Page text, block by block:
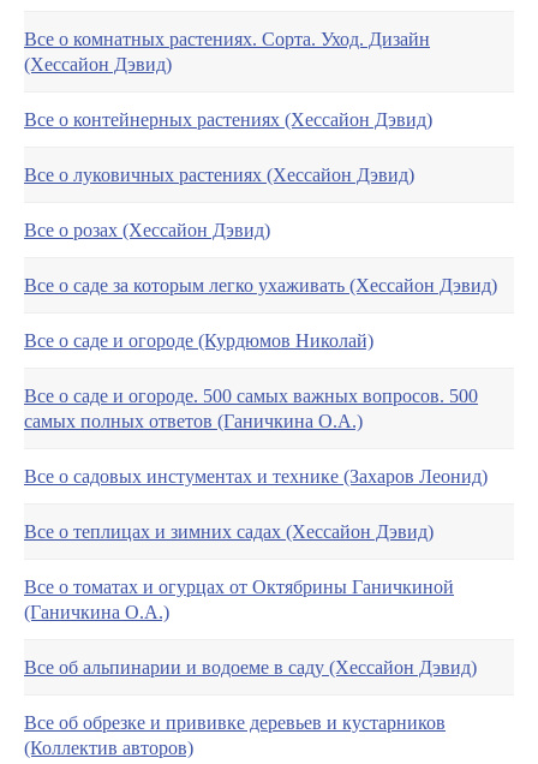
Все о комнатных растениях. Сорта. Уход. Дизайн
(Хессайон Дэвид)
Все о контейнерных растениях (Хессайон Дэвид)
Все о луковичных растениях (Хессайон Дэвид)
Все о розах (Хессайон Дэвид)
Все о саде за которым легко ухаживать (Хессайон Дэвид)
Все о саде и огороде (Курдюмов Николай)
Все о саде и огороде. 500 самых важных вопросов. 500
самых полных ответов (Ганичкина О.А.)
Все о садовых инстументах и технике (Захаров Леонид)
Все о теплицах и зимних садах (Хессайон Дэвид)
Все о томатах и огурцах от Октябрины Ганичкиной
(Ганичкина О.А.)
Все об альпинарии и водоеме в саду (Хессайон Дэвид)
Все об обрезке и прививке деревьев и кустарников
(Коллектив авторов)